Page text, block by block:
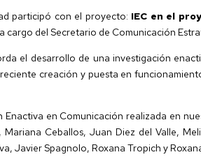
participó con el proyecto: IEC en el
cargo del Secretario de Comunicación
el desarrollo de una investigación
creación y puesta en
Enactiva en Comunicación realizada en
Mariana Ceballos, Juan Diez del Valle,
Javier Spagnolo, Roxana Tropich y